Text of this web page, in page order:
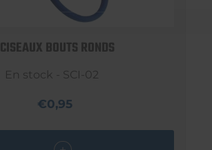
CISEAUX BOUTS RONDS
En stock - SCI-02
€0,95